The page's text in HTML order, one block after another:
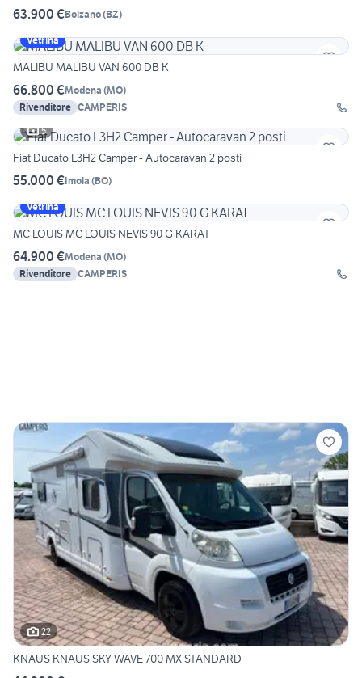
63.900 €Bolzano(BZ)
Vetrina
MALIBU MALIBU VAN 600 DB K
66.800 €Modena (MO)
Rivenditore CAMPERIS
5
Fiat Ducato L3H2 Camper - Autocaravan 2 posti
55.000 €Imola (BO)
Vetrina
MC LOUIS MC LOUIS NEVIS 90 G KARAT
64.900 €Modena (MO)
Rivenditore CAMPERIS
22
KNAUS KNAUS SKY WAVE 700 MX STANDARD